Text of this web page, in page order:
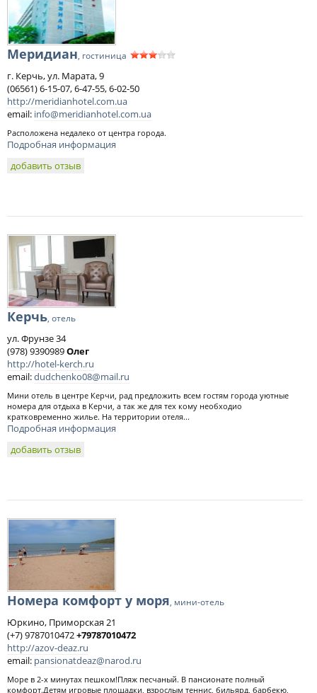
Меридиан, гостиница
г. Керчь, ул. Марата, 9
(06561) 6-15-07, 6-47-55, 6-02-50
http://meridianhotel.com.ua
email: info@meridianhotel.com.ua
Расположена недалеко от центра города.
Подробная информация
добавить отзыв
Керчь, отель
ул. Фрунзе 34
(978) 9390989Олег
http://hotel-kerch.ru
email:dudchenko08@mail.ru
Мини отель в центре Керчи, рад предложить всем гостям города уютные
номера для отдыха в Керчи, а так же для тех кому необходио
кратковременно жилье. На территории отеля...
Подробная информация
добавить отзыв
Номера комфорт у моря, мини-отель
Юркино, Приморская 21
(+7) 9787010472+79787010472
http://azov-deaz.ru
email: pansionatdeaz@narod.ru
Море в 2-х минутах пешком!Пляж песчаный. В пансионате полный
комфорт.Детям игровые площадки, взрослым теннис, бильярд, барбекю,